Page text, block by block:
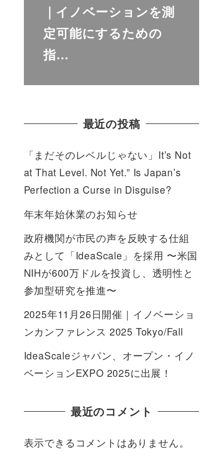
｜イノベーションを測
定可能にするための
指…
最近の投稿
「まだそのレベルじゃない」It’s Not
at That Level. Not Yet.” Is Japan’s
Perfection a Curse in Disguise?
年末年始休業のお知らせ
政府機関が市民の声を反映する仕組
みとして「IdeaScale」を採用 〜米国
NIHが600万ドルを投資し、透明性と
参加型研究を推進〜
2025年11月26日開催｜イノベーショ
ンカンファレンス 2025 Tokyo/Fall
IdeaScaleジャパン、オープン・イノ
ベーションEXPO 2025に出展！
最近のコメント
表示できるコメントはありません。